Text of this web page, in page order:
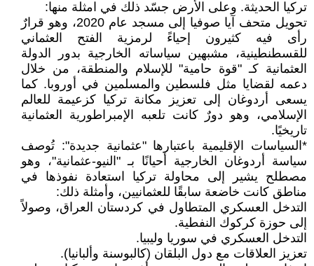
تركيا الحديثة. وعلى الأرض جسّد ذلك في امثلة منها:
تحويل متحف آيا صوفيا إلى مسجد عام 2020، وهو قرارٌ
رأى فيه كثيرون إحياءً لرمزية الفتح العثماني
للقسطنطينية، مشبهين سياساته الخارجية بدور الدولة
العثمانية كـ "قوة حامية" للإسلام والمنطقة، من خلال
دعمه لقضايا مثل فلسطين والمسلمين في أوروبا. كما
يسعى أردوغان إلى تعزيز مكانة تركيا كزعيمة للعالم
الإسلامي، وهو دورٌ كانت تلعبه الإمبراطورية العثمانية
تاريخيًا.
*السياسات الإقليمية باعتبارها "عثمانية جديدة": تُوصف
سياسة أردوغان الخارجية أحيانًا بـ "النيو-عثمانية"، وهو
مصطلح يشير إلى محاولة تركيا استعادة نفوذها في
مناطق كانت خاضعة سابقًا للعثمانيين، وأمثلة ذلك:
التدخل العسكري المتطاول في كردستان العراق، وصولاً
إلى حوزة كركوك النفطية.
التدخل العسكري في سوريا وليبيا.
تعزيز العلاقات مع دول البلقان (كالبوسنة وألبانيا).